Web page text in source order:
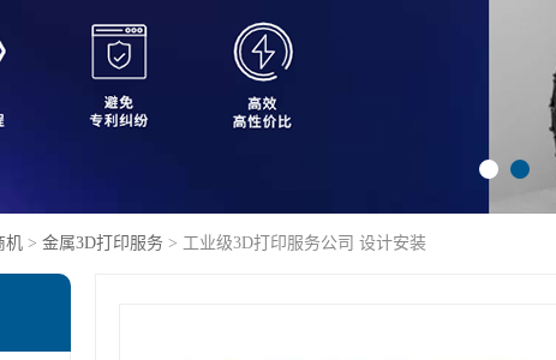
机 > 金属3D打印服务 > 工业级3D打印服务公司 设计安装